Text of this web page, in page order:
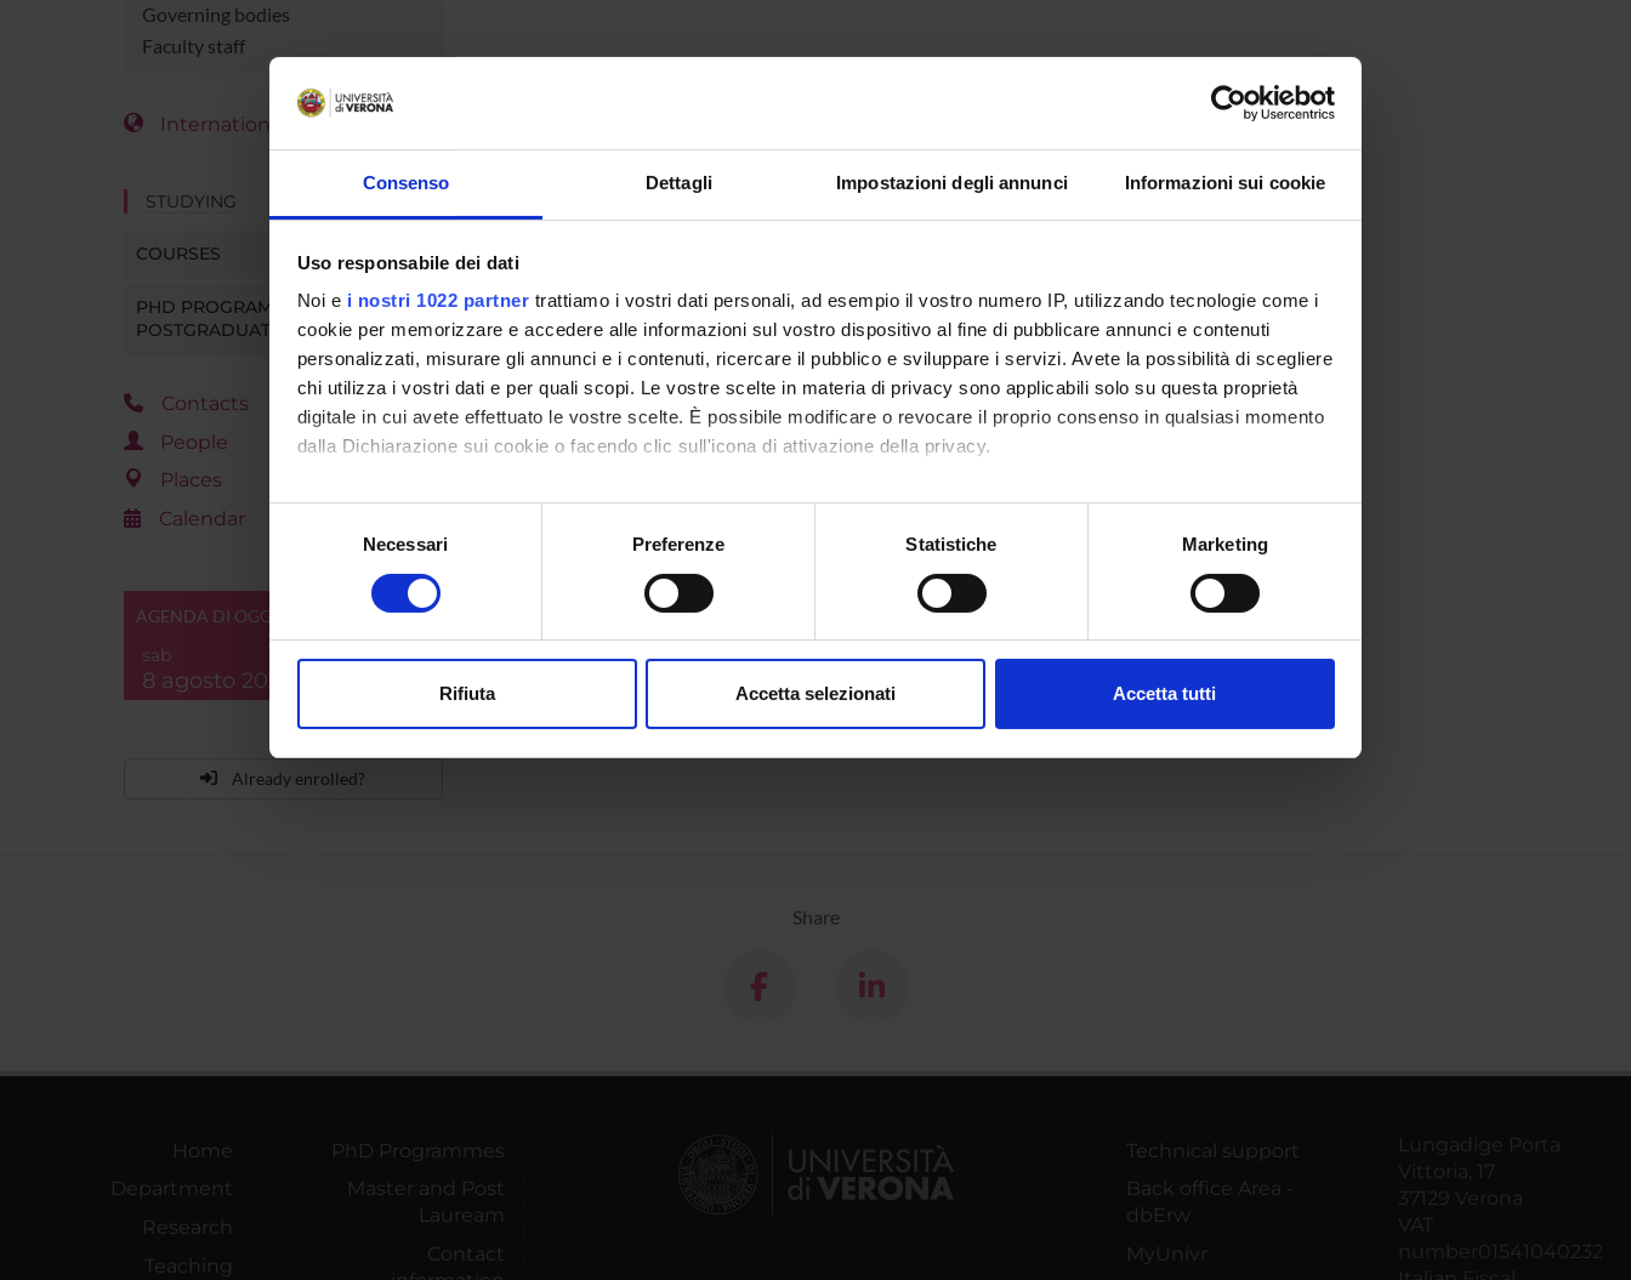
Consenso Dettagli Impostazioni degli annunci Informazioni sui cookie
Uso responsabile dei dati
Noi e i nostri 1022 partner trattiamo i vostri dati personali, ad esempio il vostro numero IP, utilizzando tecnologie come i
cookie per memorizzare e accedere alle informazioni sul vostro dispositivo al fine di pubblicare annunci e contenuti
personalizzati, misurare gli annunci e i contenuti, ricercare il pubblico e sviluppare i servizi. Avete la possibilità di scegliere
chi utilizza i vostri dati e per quali scopi. Le vostre scelte in materia di privacy sono applicabili solo su questa proprietà
digitale in cui avete effettuato le vostre scelte. È possibile modificare o revocare il proprio consenso in qualsiasi momento
dalla Dichiarazione sui cookie o facendo clic sull'icona di attivazione della privacy.
Con il tuo consenso, vorremmo anche:
raccogliere informazioni sulla tua posizione geografica, con un'approssimazione di qualche metro,
digitali).
modificare o ritirare il tuo consenso in qualsiasi momento dalla Dichiarazione sui cookie.
di analisi dei dati web, pubblicità e social media, i quali potrebbero combinarle con altre informazioni che hai fornito loro o
Necessari Preferenze Statistiche Marketing
Rifiuta Accetta selezionati Accetta tutti
Governing bodies
Faculty staff
International Students
STUDYING
COURSES
PHD PROGRAMMES AND
POSTGRADUATE TRAINING
Contacts
People
Places
Calendar
AGENDA DI OGGI
sab
8 agosto 2026
Already enrolled?
Share
Home
Department
Research
Teaching
PhD Programmes
Master and Post
Lauream
Contact
Technical support
Back office Area -
dbErw
MyUnivr
Lungadige Porta
Vittoria, 17
37129 Verona
VAT
number01541040232